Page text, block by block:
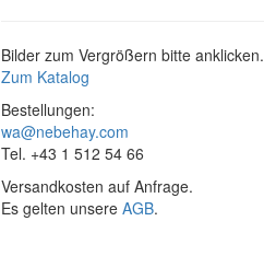
Bilder zum Vergrößern bitte anklicken.
Zum Katalog
Bestellungen:
wa@nebehay.com
Tel. +43 1 512 54 66
Versandkosten auf Anfrage.
Es gelten unsere AGB.